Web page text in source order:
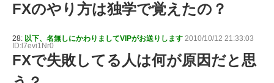
FXのやり方は独学で覚えたの？
28: 以下、名無しにかわりましてVIPがお送りします 2010/10/12 21:33:03
ID:l7evi1Nr0
FXで失敗してる人は何が原因だと思